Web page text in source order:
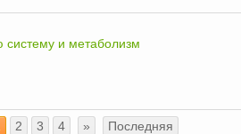
и метаболизм
2 3 4 » Последняя